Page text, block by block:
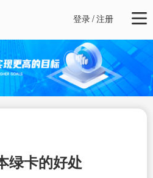
登录/注册
绿卡的好处